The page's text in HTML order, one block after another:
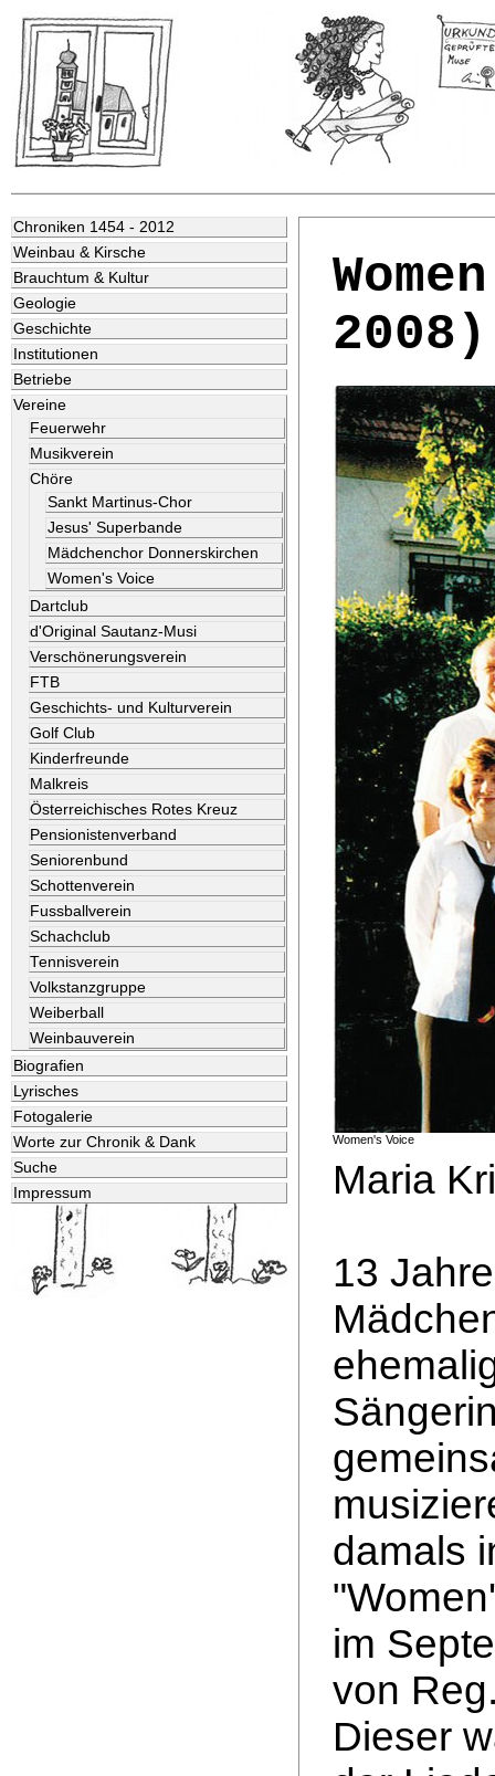
Chroniken 1454 - 2012
Weinbau & Kirsche
Brauchtum & Kultur
Geologie
Geschichte
Institutionen
Betriebe
Vereine
Feuerwehr
Musikverein
Chöre
Sankt Martinus-Chor
Jesus' Superbande
Mädchenchor Donnerskirchen
Women's Voice
Dartclub
d'Original Sautanz-Musi
Verschönerungsverein
FTB
Geschichts- und Kulturverein
Golf Club
Kinderfreunde
Malkreis
Österreichisches Rotes Kreuz
Pensionistenverband
Seniorenbund
Schottenverein
Fussballverein
Schachclub
Tennisverein
Volkstanzgruppe
Weiberball
Weinbauverein
Biografien
Lyrisches
Fotogalerie
Worte zur Chronik & Dank
Suche
Impressum
2008)
Women's Voice
Maria
13
damals
im
von
Dieser